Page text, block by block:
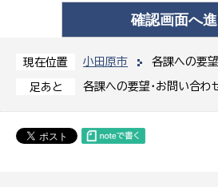
現在位置 小田原市 各課への要
足あと 各課への要望・お問い合わ